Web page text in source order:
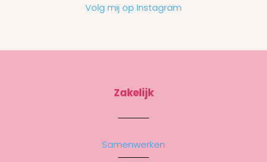
Volg mij op Instagram
Zakelijk
Samenwerken